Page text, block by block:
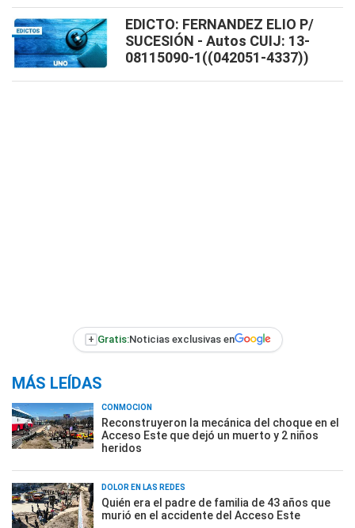
EDICTO: FERNANDEZ ELIO P/
SUCESIÓN - Autos CUIJ: 13-
08115090-1((042051-4337))
+ Gratis:Noticias exclusivas en
MÁS LEÍDAS
CONMOCIÓN
Reconstruyeron la mecánica del choque en el
Acceso Este que dejó un muerto y 2 niños
heridos
DOLOR EN LAS REDES
Quién era el padre de familia de 43 años que
murió en el accidente del Acceso Este